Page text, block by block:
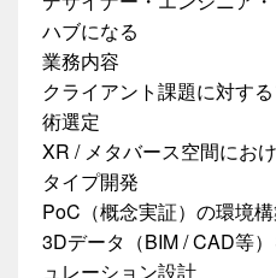
ハブになる
業務内容
クライアント課題に対す
術選定
XR / メタバース空間にお
タイプ開発
PoC（概念実証）の環境
3Dデータ（BIM / CAD等
ュレーション設計